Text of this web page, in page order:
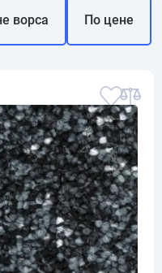
ворса По цене